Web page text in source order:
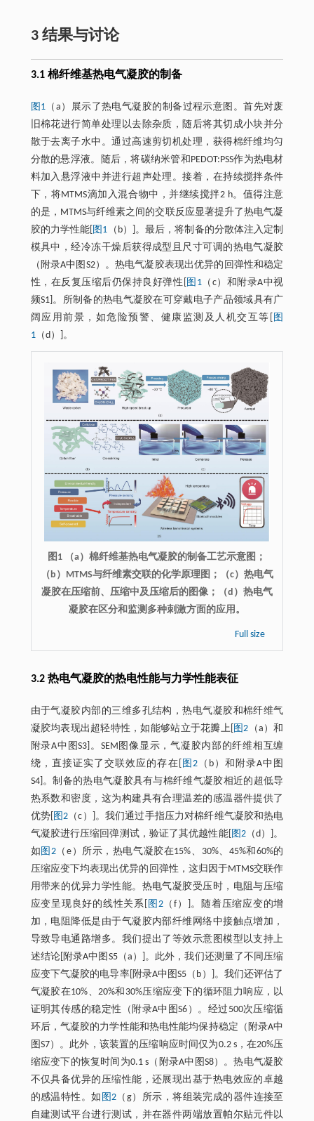
3 结果与讨论
3.1 棉纤维基热电气凝胶的制备
图1 （a）展示了热电气凝胶的制备过程示意图。首先对废
旧棉花进行简单处理以去除杂质，随后将其切成小块并分
散于去离子水中。通过高速剪切机处理，获得棉纤维均匀
分散的悬浮液。随后，将碳纳米管和PEDOT:PSS作为热电材
料加入悬浮液中并进行超声处理。接着，在持续搅拌条件
下，将MTMS滴加入混合物中，并继续搅拌2 h。值得注意
的是，MTMS与纤维素之间的交联反应显著提升了热电气凝
胶的力学性能[ 图1 （b）]。最后，将制备的分散体注入定制
模具中，经冷冻干燥后获得成型且尺寸可调的热电气凝胶
（附录A中图S2）。热电气凝胶表现出优异的回弹性和稳定
性，在反复压缩后仍保持良好弹性[ 图1（c）和附录A中视
频S1]。所制备的热电气凝胶在可穿戴电子产品领域具有广
阔应用前景，如危险预警、健康监测及人机交互等[ 图
1（d）]。
图1 （a）棉纤维基热电气凝胶的制备工艺示意图；
（b）MTMS与纤维素交联的化学原理图；（c）热电气
凝胶在压缩前、压缩中及压缩后的图像；（d）热电气
凝胶在区分和监测多种刺激方面的应用。
Full size
3.2 热电气凝胶的热电性能与力学性能表征
由于气凝胶内部的三维多孔结构，热电气凝胶和棉纤维气
凝胶均表现出超轻特性，如能够站立于花瓣上[ 图2 （a）和
附录A中图S3]。SEM图像显示，气凝胶内部的纤维相互缠
绕，直接证实了交联效应的存在[ 图2（b）和附录A中图
S4]。制备的热电气凝胶具有与棉纤维气凝胶相近的超低导
热系数和密度，这为构建具有合理温差的感温器件提供了
优势[ 图2 （c）]。我们通过手指压力对棉纤维气凝胶和热电
气凝胶进行压缩回弹测试，验证了其优越性能[ 图2（d）]。
如 图2（e）所示，热电气凝胶在15%、30%、45%和60%的
压缩应变下均表现出优异的回弹性，这归因于MTMS交联作
用带来的优异力学性能。热电气凝胶受压时，电阻与压缩
应变呈现良好的线性关系[ 图2（f）]。随着压缩应变的增
加，电阻降低是由于气凝胶内部纤维网络中接触点增加，
导致导电通路增多。我们提出了等效示意图模型以支持上
述结论[附录A中图S5（a）]。此外，我们还测量了不同压缩
应变下气凝胶的电导率[附录A中图S5（b）]。我们还评估了
气凝胶在10%、20%和30%压缩应变下的循环阻力响应，以
证明其传感的稳定性（附录A中图S6）。经过500次压缩循
环后，气凝胶的力学性能和热电性能均保持稳定（附录A中
图S7）。此外，该装置的压缩响应时间仅为0.2 s，在20%压
缩应变下的恢复时间为0.1 s（附录A中图S8）。热电气凝胶
不仅具备优异的压缩性能，还展现出基于热电效应的卓越
的感温特性。如 图2 （g）所示，将组装完成的器件连接至
自建测试平台进行测试，并在器件两端放置帕尔贴元件以